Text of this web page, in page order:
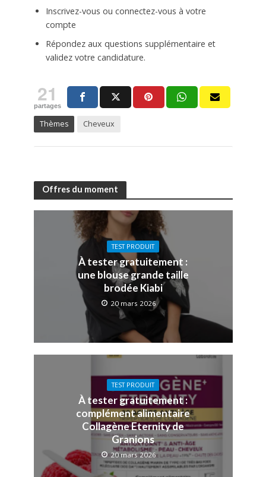
Inscrivez-vous ou connectez-vous à votre
compte
Répondez aux questions supplémentaire et
validez votre candidature.
21
partages
Thèmes Cheveux
Offres du moment
TEST PRODUIT
À tester gratuitement :
une blouse grande taille
brodée Kiabi
20 mars 2026
TEST PRODUIT
À tester gratuitement :
complément alimentaire
Collagène Eternity de
Granions
20 mars 2026